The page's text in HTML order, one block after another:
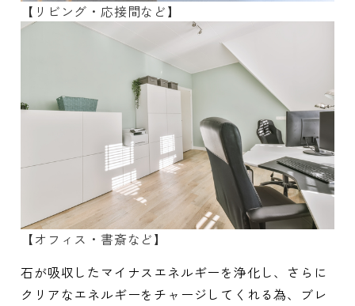
【リビング・応接間など】
【オフィス・書斎など】
石が吸収したマイナスエネルギーを浄化し、さらに
クリアなエネルギーをチャージしてくれる為、ブレ